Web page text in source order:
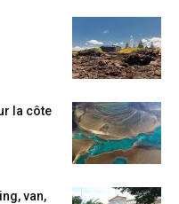
la côte
van,